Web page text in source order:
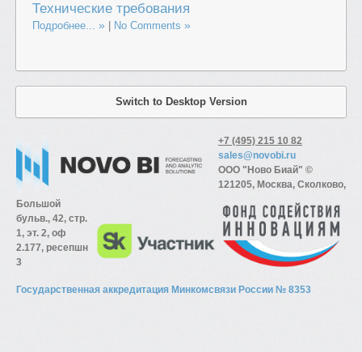
Технические требования
Подробнее... No Comments
Switch to Desktop Version
+7 (495) 215 10 82
sales@novobi.ru
ООО "Ново Биай" ©
121205, Москва, Сколково,
Большой
бульв., 42, стр.
1, эт. 2, оф
2.177, ресепшн
3
Государственная аккредитация Минкомсвязи России № 8353